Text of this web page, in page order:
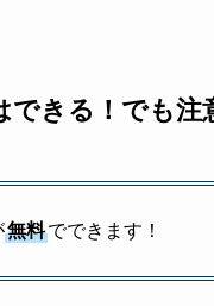
できる！でも注
無料でできます！